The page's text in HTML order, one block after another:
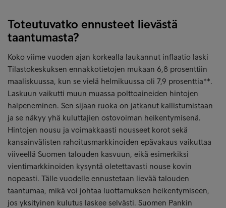
Toteutuvatko ennusteet lievästä
taantumasta?
Koko viime vuoden ajan korkealla laukannut inflaatio laski
Tilastokeskuksen ennakkotietojen mukaan 6,8 prosenttiin
maaliskuussa, kun se vielä helmikuussa oli 7,9 prosenttia**.
Laskuun vaikutti muun muassa polttoaineiden hintojen
halpeneminen. Sen sijaan ruoka on jatkanut kallistumistaan
ja se näkyy yhä kuluttajien ostovoiman heikentymisenä.
Hintojen nousu ja voimakkaasti nousseet korot sekä
kansainvälisten rahoitusmarkkinoiden epävakaus vaikuttaa
viiveellä Suomen talouden kasvuun, eikä esimerkiksi
vientimarkkinoiden kysyntä oletettavasti nouse kovin
nopeasti. Tälle vuodelle ennustetaan lievää talouden
taantumaa, mikä voi johtaa luottamuksen heikentymiseen,
jos yksityinen kulutus laskee selvästi. Suomen Pankin